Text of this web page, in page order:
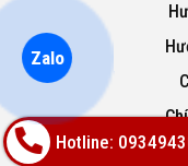
Hotline:
Zalo